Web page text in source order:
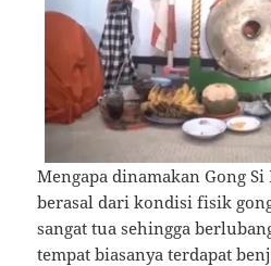
Mengapa dinamakan Gong
berasal dari kondisi fisik
sangat tua sehingga
tempat biasanya terdapat